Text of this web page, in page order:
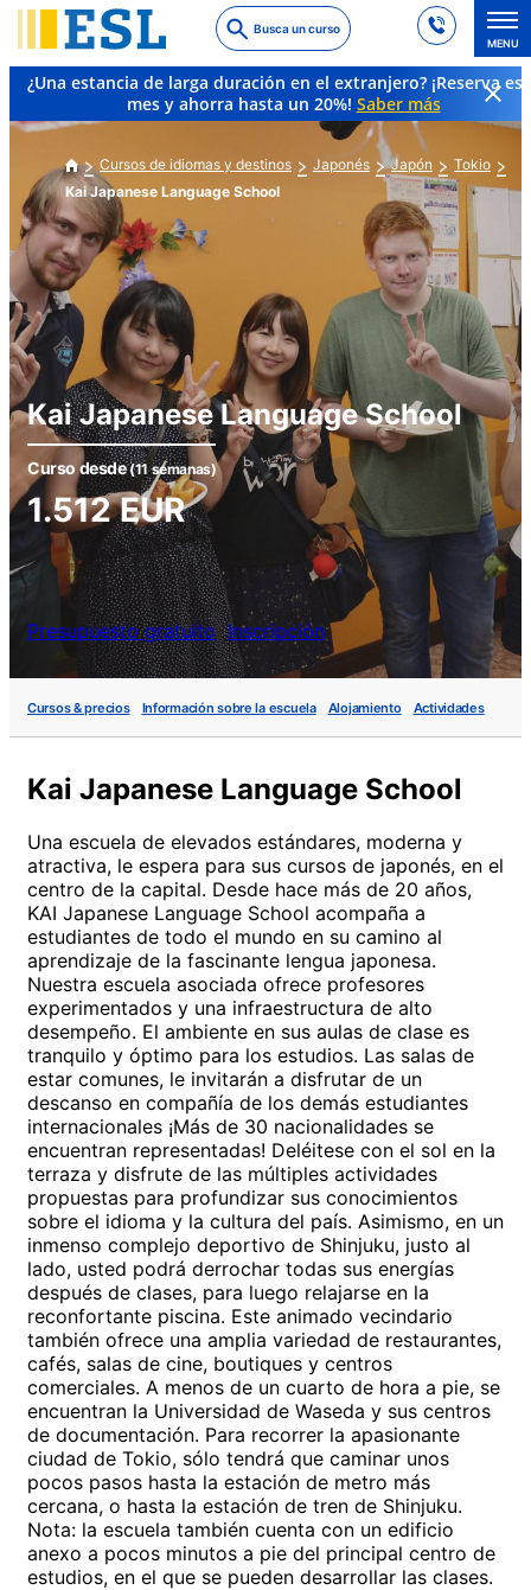
to
main
content
Busca un curso
MENU
¿Una estancia de larga duración en el extranjero? ¡Reserva
mes y ahorra hasta un 20%! Saber más
Cursos de idiomas y destinos Japonés Japón
Tokio
Kai Japanese Language School
Kai Japanese Language School
Curso desde(11 semanas)
1.512EUR
Presupuesto gratuito Inscripción
Cursos & precios Información sobre la escuela Alojamiento Actividades
Kai Japanese Language School
Una escuela de elevados estándares, moderna y
atractiva, le espera para sus cursos de japonés, en el
centro de la capital. Desde hace más de 20 años,
KAI Japanese Language School acompaña a
estudiantes de todo el mundo en su camino al
aprendizaje de la fascinante lengua japonesa.
Nuestra escuela asociada ofrece profesores
experimentados y una infraestructura de alto
desempeño. El ambiente en sus aulas de clase es
tranquilo y óptimo para los estudios. Las salas de
estar comunes, le invitarán a disfrutar de un
descanso en compañía de los demás estudiantes
internacionales ¡Más de 30 nacionalidades se
encuentran representadas! Deléitese con el sol en la
terraza y disfrute de las múltiples actividades
propuestas para profundizar sus conocimientos
sobre el idioma y la cultura del país. Asimismo, en un
inmenso complejo deportivo de Shinjuku, justo al
lado, usted podrá derrochar todas sus energías
después de clases, para luego relajarse en la
reconfortante piscina. Este animado vecindario
también ofrece una amplia variedad de restaurantes,
cafés, salas de cine, boutiques y centros
comerciales. A menos de un cuarto de hora a pie, se
encuentran la Universidad de Waseda y sus centros
de documentación. Para recorrer la apasionante
ciudad de Tokio, sólo tendrá que caminar unos
pocos pasos hasta la estación de metro más
cercana, o hasta la estación de tren de Shinjuku.
Nota: la escuela también cuenta con un edificio
anexo a pocos minutos a pie del principal centro de
estudios, en el que se pueden desarrollar las clases.